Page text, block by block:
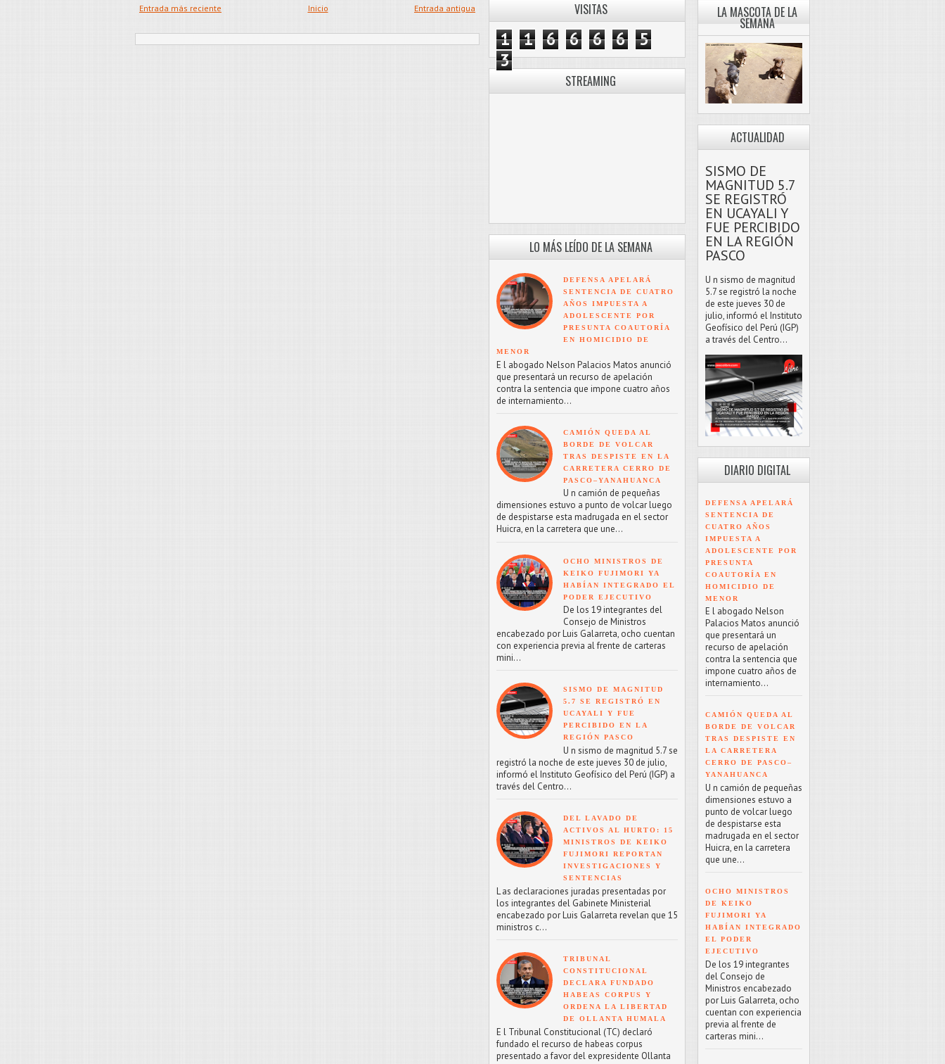
Entrada más reciente Entrada antigua
Inicio VISITAS
1 1 6 6 6 6
5
3
STREAMING
LO MÁS LEÍDO DE LA SEMANA
DEFENSA APELARÁ
SENTENCIA DE CUATRO
AÑOS IMPUESTA A
ADOLESCENTE POR
PRESUNTA COAUTORÍA
EN HOMICIDIO DE
MENOR
E l abogado Nelson Palacios Matos anunció
que presentará un recurso de apelación
contra la sentencia que impone cuatro años
de internamiento...
CAMIÓN QUEDA AL
BORDE DE VOLCAR
TRAS DESPISTE EN LA
CARRETERA CERRO DE
PASCO–YANAHUANCA
U n camión de pequeñas
dimensiones estuvo a punto de volcar luego
de despistarse esta madrugada en el sector
Huicra, en la carretera que une...
OCHO MINISTROS DE
KEIKO FUJIMORI YA
HABÍAN INTEGRADO EL
PODER EJECUTIVO
De los 19 integrantes del
Consejo de Ministros
encabezado por Luis Galarreta, ocho cuentan
con experiencia previa al frente de carteras
mini...
SISMO DE MAGNITUD
5.7 SE REGISTRÓ EN
UCAYALI Y FUE
PERCIBIDO EN LA
REGIÓN PASCO
U n sismo de magnitud 5.7 se
registró la noche de este jueves 30 de julio,
informó el Instituto Geofísico del Perú (IGP) a
través del Centro...
DEL LAVADO DE
ACTIVOS AL HURTO: 15
MINISTROS DE KEIKO
FUJIMORI REPORTAN
INVESTIGACIONES Y
SENTENCIAS
L as declaraciones juradas presentadas por
los integrantes del Gabinete Ministerial
encabezado por Luis Galarreta revelan que 15
ministros c...
TRIBUNAL
CONSTITUCIONAL
DECLARA FUNDADO
HABEAS CORPUS Y
ORDENA LA LIBERTAD
DE OLLANTA HUMALA
E l Tribunal Constitucional (TC) declaró
fundado el recurso de habeas corpus
presentado a favor del expresidente Ollanta
LA MASCOTA DE LA
SEMANA
ACTUALIDAD
SISMO DE
MAGNITUD 5.7
SE REGISTRÓ
EN UCAYALI Y
FUE PERCIBIDO
EN LA REGIÓN
PASCO
U n sismo de magnitud
5.7 se registró la noche
de este jueves 30 de
julio, informó el Instituto
Geofísico del Perú (IGP)
a través del Centro...
DIARIO DIGITAL
DEFENSA APELARÁ
SENTENCIA DE
CUATRO AÑOS
IMPUESTA A
ADOLESCENTE POR
PRESUNTA
COAUTORÍA EN
HOMICIDIO DE
MENOR
E l abogado Nelson
Palacios Matos anunció
que presentará un
recurso de apelación
contra la sentencia que
impone cuatro años de
internamiento...
CAMIÓN QUEDA AL
BORDE DE VOLCAR
TRAS DESPISTE EN
LA CARRETERA
CERRO DE PASCO–
YANAHUANCA
U n camión de pequeñas
dimensiones estuvo a
punto de volcar luego
de despistarse esta
madrugada en el sector
Huicra, en la carretera
que une...
OCHO MINISTROS
DE KEIKO
FUJIMORI YA
HABÍAN INTEGRADO
EL PODER
EJECUTIVO
De los 19 integrantes
del Consejo de
Ministros encabezado
por Luis Galarreta, ocho
cuentan con experiencia
previa al frente de
carteras mini...